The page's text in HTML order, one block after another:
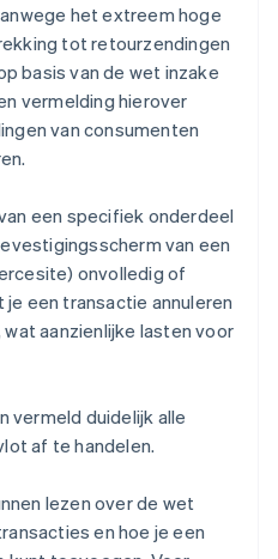
het extreem hoge
tot retourzendingen
basis van de wet inzake
vermelding hierover
van consumenten
een specifiek onderdeel
van een
onvolledig of
een transactie annuleren
aanzienlijke lasten voor
vermeld duidelijk alle
af te handelen.
lezen over de wet
en hoe je een